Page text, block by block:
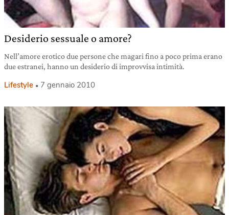
Desiderio sessuale o amore?
Nell’amore erotico due persone che magari fino a poco prima erano
due estranei, hanno un desiderio di improvvisa intimità.
Lifestyle 7 gennaio 2010